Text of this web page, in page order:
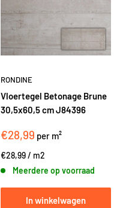
RONDINE
Vloertegel Betonage Brune
30,5x60,5 cm J84396
€28,99 per m²
€28,99/ m2
Meerdere op voorraad
In winkelwagen